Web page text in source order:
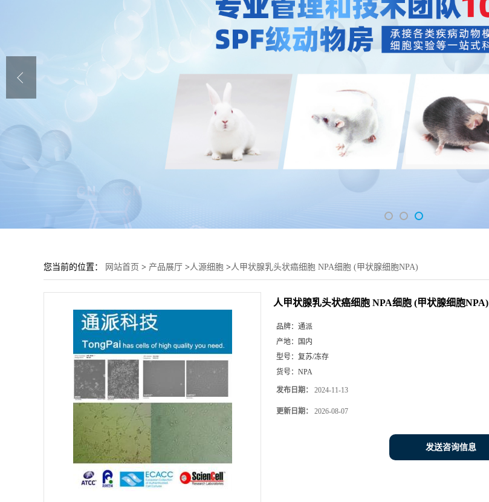
您当前的位置： 网站首页 > 产品展厅 >人源细胞 >人甲状腺乳头状癌细胞 NPA细胞 (甲状腺细胞NPA)
人甲状腺乳头状癌细胞 NPA细胞 (甲状腺细胞NPA)
品牌： 通派
产地：
国内
型号： 复苏/冻存
货号： NPA
发布日期： 2024-11-13
更新日期： 2026-08-07
发送咨询信息